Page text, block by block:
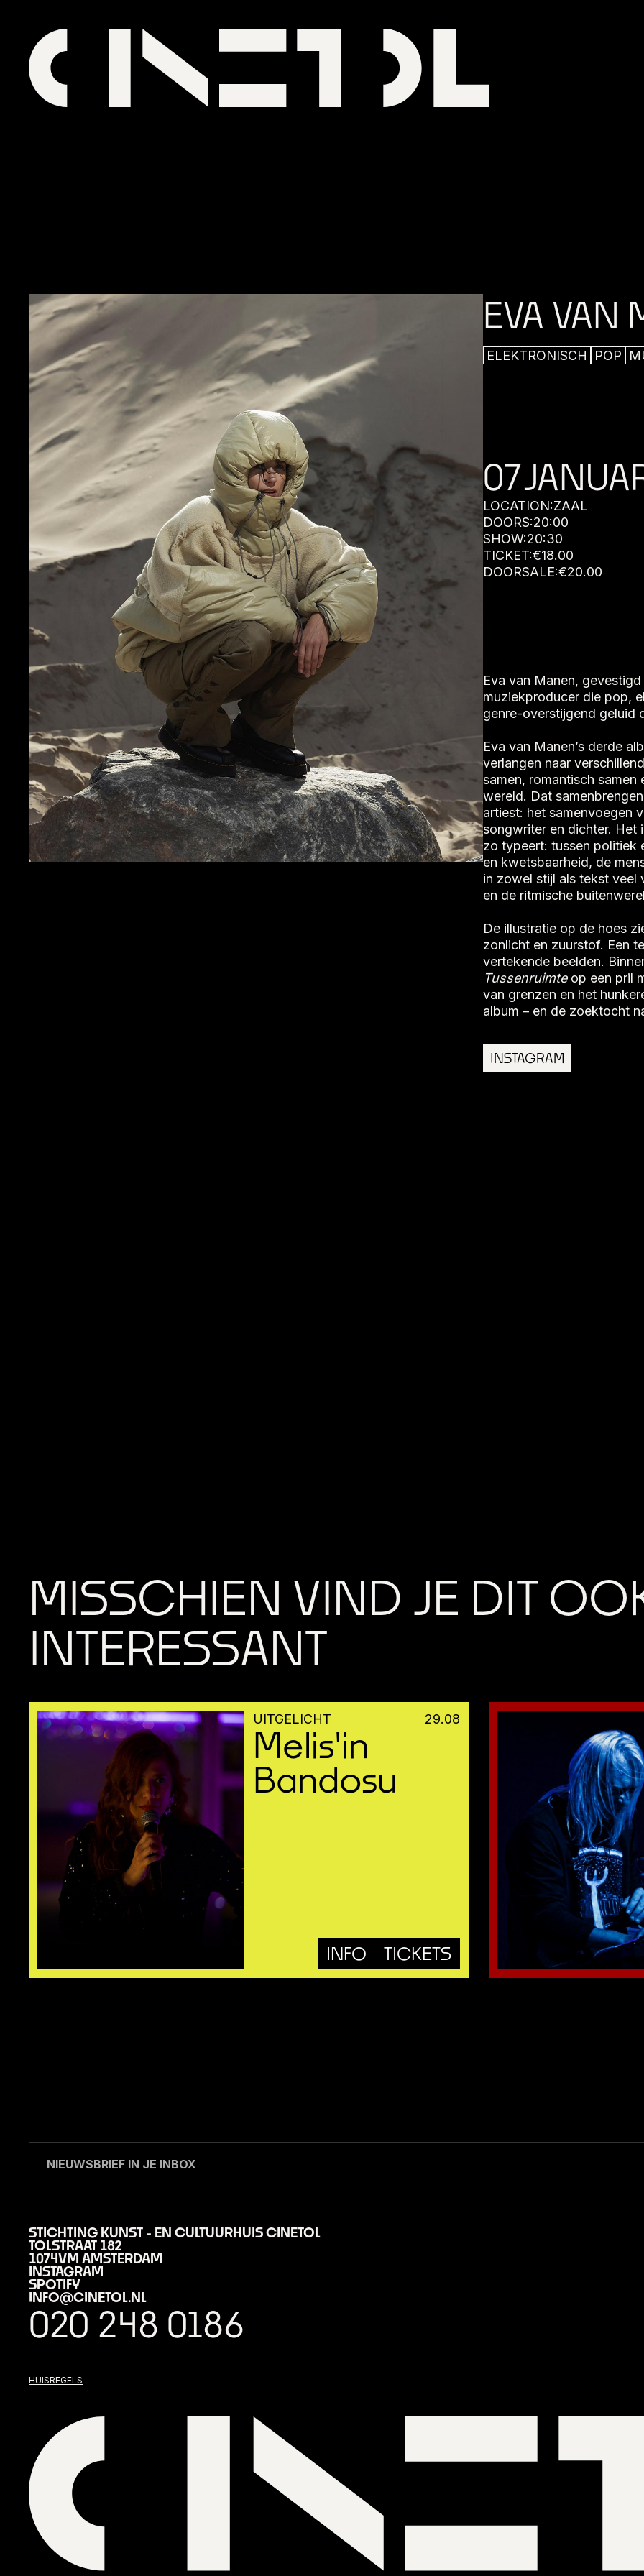
EVA VAN
ELEKTRONISCH POP
07
LOCATION:ZAAL
DOORS:20:00
SHOW:20:30
TICKET:€18.00
DOORSALE:€20.00
Eva van Manen,
muziekproducer die pop,
genre-overstijgend geluid
Eva van Manen’s derde
verlangen naar
samen, romantisch
wereld. Dat
artiest: het samenvoegen
songwriter en dichter. Het
zo typeert: tussen politiek
en kwetsbaarheid, de
in zowel stijl als tekst veel
en de ritmische
De illustratie op de hoes
zonlicht en zuurstof. Een
vertekende beelden.
Tussenruimteop een pril
van grenzen en het
album – en de zoektocht
INSTAGRAM
MISSCHIEN VIND JE DIT
INTERESSANT
UITGELICHT 29.08
Melis'in
Bandosu
INFO TICKETS
STICHTING KUNST - EN CULTUURHUIS CINETOL
TOLSTRAAT 182
1074VM AMSTERDAM
INSTAGRAM
SPOTIFY
INFO@CINETOL.NL
020 248 0186
HUISREGELS